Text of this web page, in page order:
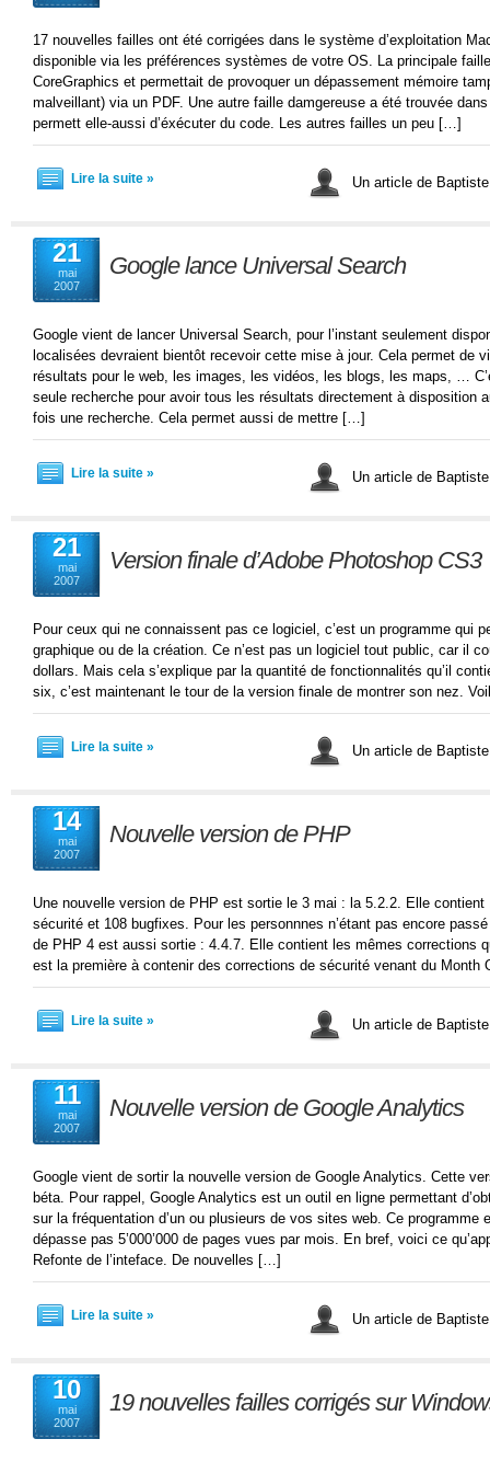
17 nouvelles failles ont été corrigées dans le système d’exploitation
disponible via les préférences systèmes de votre OS. La principale
CoreGraphics et permettait de provoquer un dépassement mémoire
malveillant) via un PDF. Une autre faille damgereuse a été trouvée
permett elle-aussi d’éxécuter du code. Les autres failles un peu […]
Lire la suite » Un article de
21
mai
2007
Google lance Universal Search
Google vient de lancer Universal Search, pour l’instant seulement
localisées devraient bientôt recevoir cette mise à jour. Cela permet de
résultats pour le web, les images, les vidéos, les blogs, les maps, …
seule recherche pour avoir tous les résultats directement à disposition
fois une recherche. Cela permet aussi de mettre […]
Lire la suite » Un article de
21
mai
2007
Version finale d’Adobe Photoshop CS3
Pour ceux qui ne connaissent pas ce logiciel, c’est un programme qui
graphique ou de la création. Ce n’est pas un logiciel tout public, car il
dollars. Mais cela s’explique par la quantité de fonctionnalités qu’il
six, c’est maintenant le tour de la version finale de montrer son nez.
Lire la suite » Un article de
14
mai
2007
Nouvelle version de PHP
Une nouvelle version de PHP est sortie le 3 mai : la 5.2.2. Elle
sécurité et 108 bugfixes. Pour les personnnes n’étant pas encore
de PHP 4 est aussi sortie : 4.4.7. Elle contient les mêmes corrections
est la première à contenir des corrections de sécurité venant du
Lire la suite » Un article de
11
mai
2007
Nouvelle version de Google Analytics
Google vient de sortir la nouvelle version de Google Analytics. Cette
béta. Pour rappel, Google Analytics est un outil en ligne permettant
sur la fréquentation d’un ou plusieurs de vos sites web. Ce programme
dépasse pas 5’000’000 de pages vues par mois. En bref, voici ce
Refonte de l’inteface. De nouvelles […]
Lire la suite » Un article de
10
mai
2007
19 nouvelles failles corrigés sur